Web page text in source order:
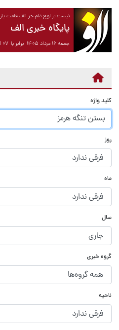
نیست بر لوح دلم جز الف قامت یار
پایگاه خبری الف
جمعه ۱۶ مرداد ۱۴۰۵ برابر با ۰۷ آگوست ۲۰۲۶
کلید واژه
روز
ماه
سال
گروه خبری
ناحیه